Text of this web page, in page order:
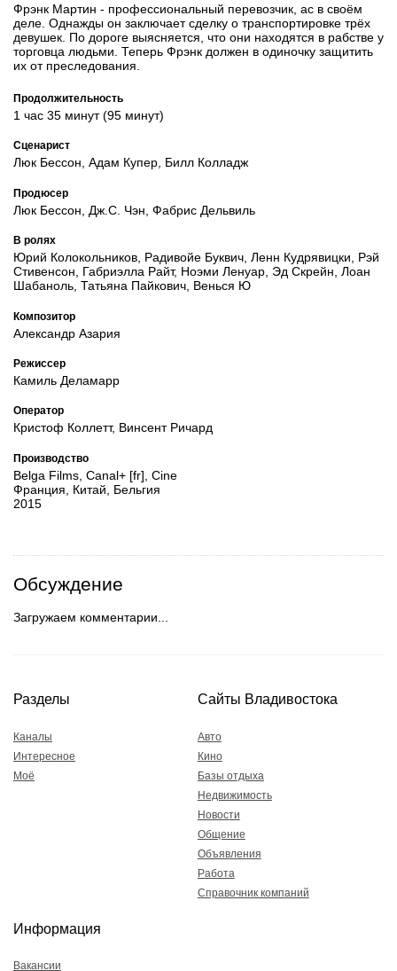
Фрэнк Мартин - профессиональный перевозчик, ас в своём
деле. Однажды он заключает сделку о транспортировке трёх
девушек. По дороге выясняется, что они находятся в рабстве у
торговца людьми. Теперь Фрэнк должен в одиночку защитить
их от преследования.
Продолжительность
1 час 35 минут (95 минут)
Сценарист
Люк Бессон, Адам Купер, Билл Колладж
Продюсер
Люк Бессон, Дж.С. Чэн, Фабрис Дельвиль
В ролях
Юрий Колокольников, Радивойе Буквич, Ленн Кудрявицки, Рэй
Стивенсон, Габриэлла Райт, Ноэми Ленуар, Эд Скрейн, Лоан
Шабаноль, Татьяна Пайкович, Венься Ю
Композитор
Александр Азария
Режиссер
Камиль Деламарр
Оператор
Кристоф Коллетт, Винсент Ричард
Производство
Belga Films, Canal+ [fr], Cine
Франция, Китай, Бельгия
2015
Обсуждение
Загружаем комментарии...
Разделы
Каналы
Интересное
Моё
Сайты Владивостока
Авто
Кино
Базы отдыха
Недвижимость
Новости
Общение
Объявления
Работа
Справочник компаний
Информация
Вакансии